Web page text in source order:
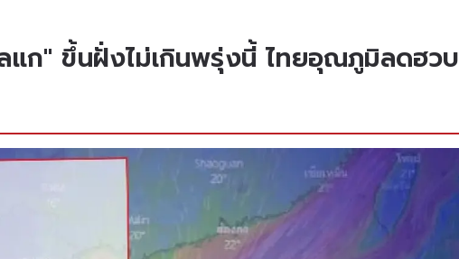
แก" ขึ้นฝั่งไม่เกินพรุ่งนี้ ไทยอุณภูมิลดฮวบ